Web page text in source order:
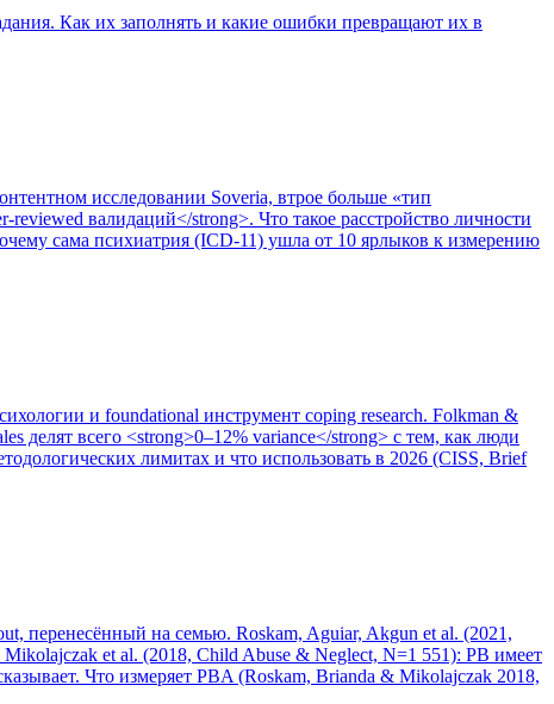
Как их заполнять и какие ошибки превращают их в
исследовании Soveria, втрое больше «тип
валидаций</strong>. Что такое расстройство личности
сама психиатрия (ICD-11) ушла от 10 ярлыков к измерению
и foundational инструмент coping research. Folkman &
делят всего <strong>0–12% variance</strong> с тем, как люди
лимитах и что использовать в 2026 (CISS, Brief
перенесённый на семью. Roskam, Aguiar, Akgun et al. (2021,
et al. (2018, Child Abuse & Neglect, N=1 551): PB имеет
Что измеряет PBA (Roskam, Brianda & Mikolajczak 2018,